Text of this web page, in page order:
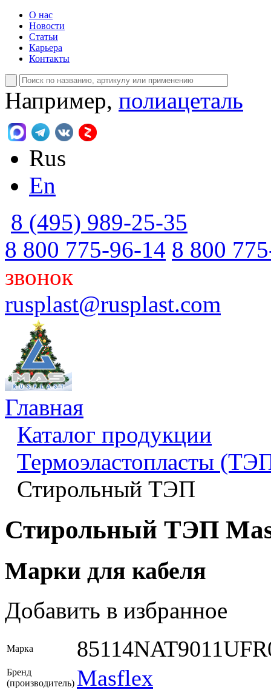
О нас
Новости
Статьи
Карьера
Контакты
Например, полиацеталь
Rus
En
8 (495) 989-25-35
8 800 775-96-14 8 800
звонок
rusplast@rusplast.com
Главная
Каталог продукции
Термоэластопласты
Стирольный ТЭП
Стирольный ТЭП
Марки для кабеля
Добавить в избранное
Марка
Бренд
(производитель) Masflex